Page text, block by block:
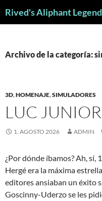
Rived's Aliphant Legend
Archivo de la categoría:
3D,HOMENAJE,SIMULADORES
LUC JUNIOR
1. AGOSTO 2026 ADMIN
¿Por dónde íbamos? Ah, sí,
Hergé era la máxima
editores ansiaban un éxito
Goscinny-Uderzo se les